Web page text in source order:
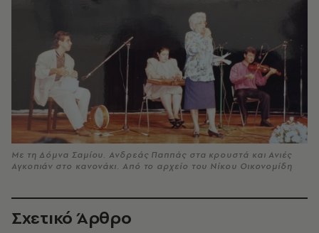
Με τη Δόμνα Σαμίου. Ανδρεάς Παππάς στα κρουστά και Ανιές
Αγκοπιάν στο κανονάκι. Από το αρχείο του Νίκου Οικονομίδη
Σχετικό Άρθρο